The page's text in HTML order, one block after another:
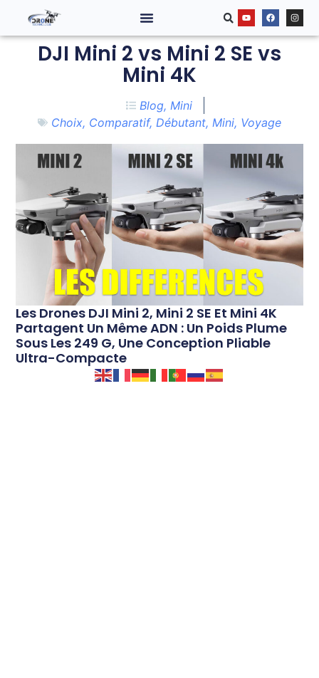
DJI Mini 2 vs Mini 2 SE vs
Mini 4K
Blog, Mini
Choix, Comparatif, Débutant, Mini, Voyage
Les Drones DJI Mini 2, Mini 2 SE Et Mini 4K
Partagent Un Même ADN : Un Poids Plume
Sous Les 249 G, Une Conception Pliable
Ultra-Compacte